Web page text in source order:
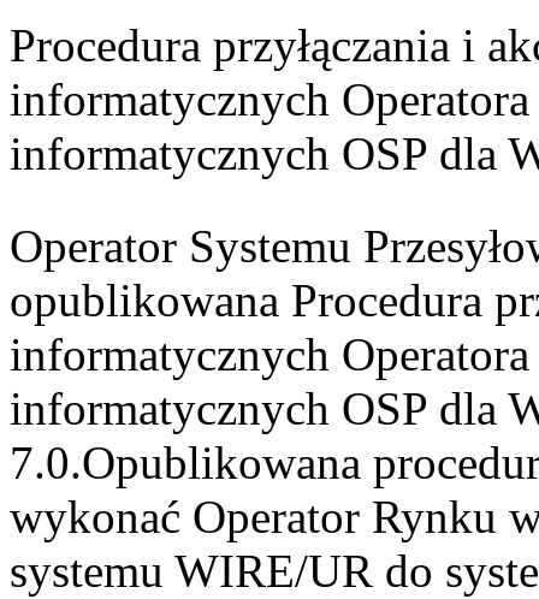
Procedura przyłączania i
informatycznych
informatycznych OSP dla
Operator Systemu
opublikowana Procedura
informatycznych
informatycznych OSP dla
7.0.Opublikowana
wykonać Operator Rynku
systemu WIRE/UR do